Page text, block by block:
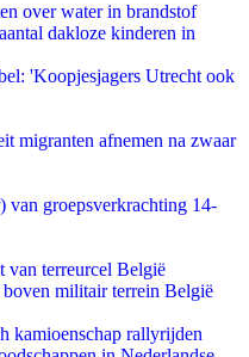
over water in brandstof
dakloze kinderen in
'Koopjesjagers Utrecht ook
migranten afnemen na zwaar
van groepsverkrachting 14-
van terreurcel België
militair terrein België
kamioenschap rallyrijden